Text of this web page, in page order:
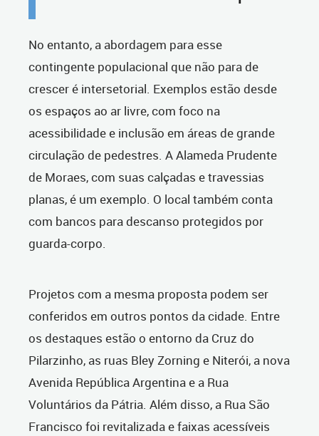
No entanto, a abordagem para esse
contingente populacional que não para de
crescer é intersetorial. Exemplos estão desde
os espaços ao ar livre, com foco na
acessibilidade e inclusão em áreas de grande
circulação de pedestres. A Alameda Prudente
de Moraes, com suas calçadas e travessias
planas, é um exemplo. O local também conta
com bancos para descanso protegidos por
guarda-corpo.
Projetos com a mesma proposta podem ser
conferidos em outros pontos da cidade. Entre
os destaques estão o entorno da Cruz do
Pilarzinho, as ruas Bley Zorning e Niterói, a nova
Avenida República Argentina e a Rua
Voluntários da Pátria. Além disso, a Rua São
Francisco foi revitalizada e faixas acessíveis